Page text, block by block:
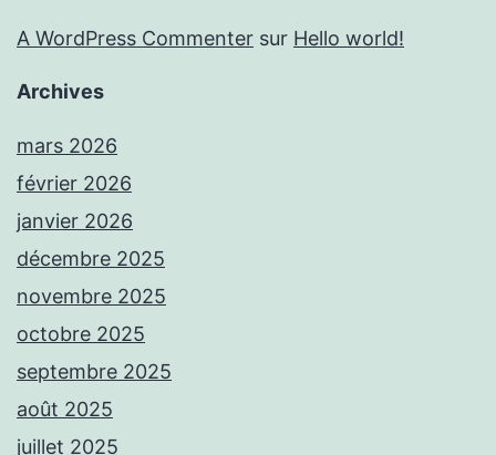
A WordPress Commenter sur Hello world!
Archives
mars 2026
février 2026
janvier 2026
décembre 2025
novembre 2025
octobre 2025
septembre 2025
août 2025
juillet 2025